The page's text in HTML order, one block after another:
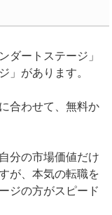
ダートステージ」
」があります。
合わせて、無料か
分の市場価値だけ
が、本気の転職を
ジの方がスピード